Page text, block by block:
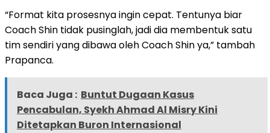
“Format kita prosesnya ingin cepat. Tentunya biar
Coach Shin tidak pusinglah, jadi dia membentuk satu
tim sendiri yang dibawa oleh Coach Shin ya,” tambah
Prapanca.
Baca Juga : Buntut Dugaan Kasus
Pencabulan, Syekh Ahmad Al Misry Kini
Ditetapkan Buron Internasional